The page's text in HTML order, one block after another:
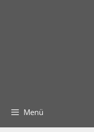
Menü